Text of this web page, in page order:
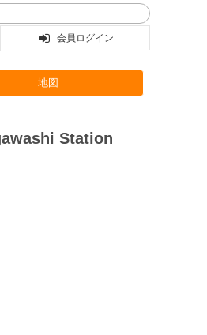
会員ログイン
地図
Station